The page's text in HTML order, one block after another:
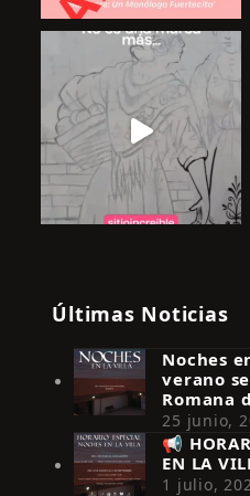
Síguenos
Últimas Noticias
Noches
verano
Romana
25 junio,
📢
EN LA
1 julio,